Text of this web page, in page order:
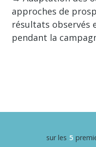
approches de
résultats observés
pendant la
sur les 5